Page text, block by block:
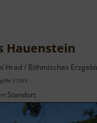
Hauenstein
Hrad / Böhmisches
37383
Standort